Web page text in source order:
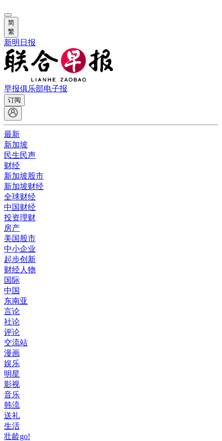
简
繁
新明日报
早报俱乐部电子报
订阅
最新
新加坡
民生民声
财经
新加坡股市
新加坡财经
全球财经
中国财经
投资理财
房产
美国股市
中小企业
起步创新
财经人物
国际
中国
东南亚
言论
社论
评论
交流站
漫画
娱乐
明星
影视
音乐
韩流
送礼
生活
壮龄go!